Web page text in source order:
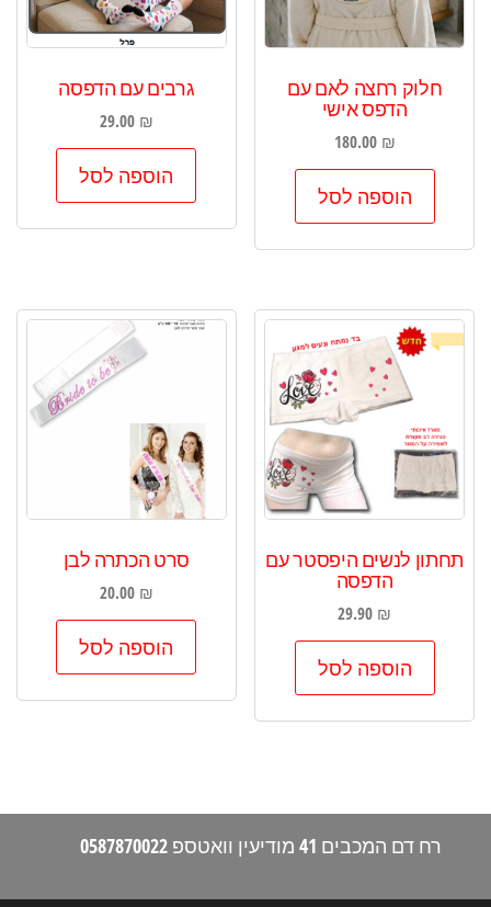
חלוק רחצה לאם עם
הדפס אישי
180.00 ₪
הוספה לסל
גרבים עם הדפסה
29.00 ₪
הוספה לסל
תחתון לנשים היפסטר עם
הדפסה
29.90 ₪
הוספה לסל
סרט הכתרה לבן
20.00 ₪
הוספה לסל
רח דם המכבים 41 מודיעין וואטספ 0587870022